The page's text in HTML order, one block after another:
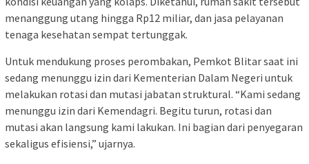
menanggung utang hingga Rp12 miliar, dan jasa pelayanan
tenaga kesehatan sempat tertunggak.
Untuk mendukung proses perombakan, Pemkot Blitar saat ini
sedang menunggu izin dari Kementerian Dalam Negeri untuk
melakukan rotasi dan mutasi jabatan struktural. “Kami sedang
menunggu izin dari Kemendagri. Begitu turun, rotasi dan
mutasi akan langsung kami lakukan. Ini bagian dari penyegaran
sekaligus efisiensi,” ujarnya.